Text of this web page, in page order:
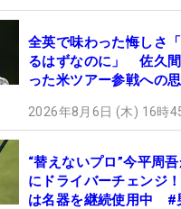
全英で味わった悔しさ
るはずなのに」 佐久
った米ツアー参戦への
2026年8月6日 (木) 16時
“替えないプロ”今平周
にドライバーチェンジ
は名器を継続使用中 #